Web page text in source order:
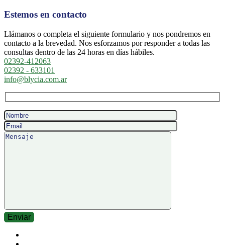
Estemos en contacto
Llámanos o completa el siguiente formulario y nos pondremos en
contacto a la brevedad. Nos esforzamos por responder a todas las
consultas dentro de las 24 horas en días hábiles.
02392-412063
02392 - 633101
info@blycia.com.ar